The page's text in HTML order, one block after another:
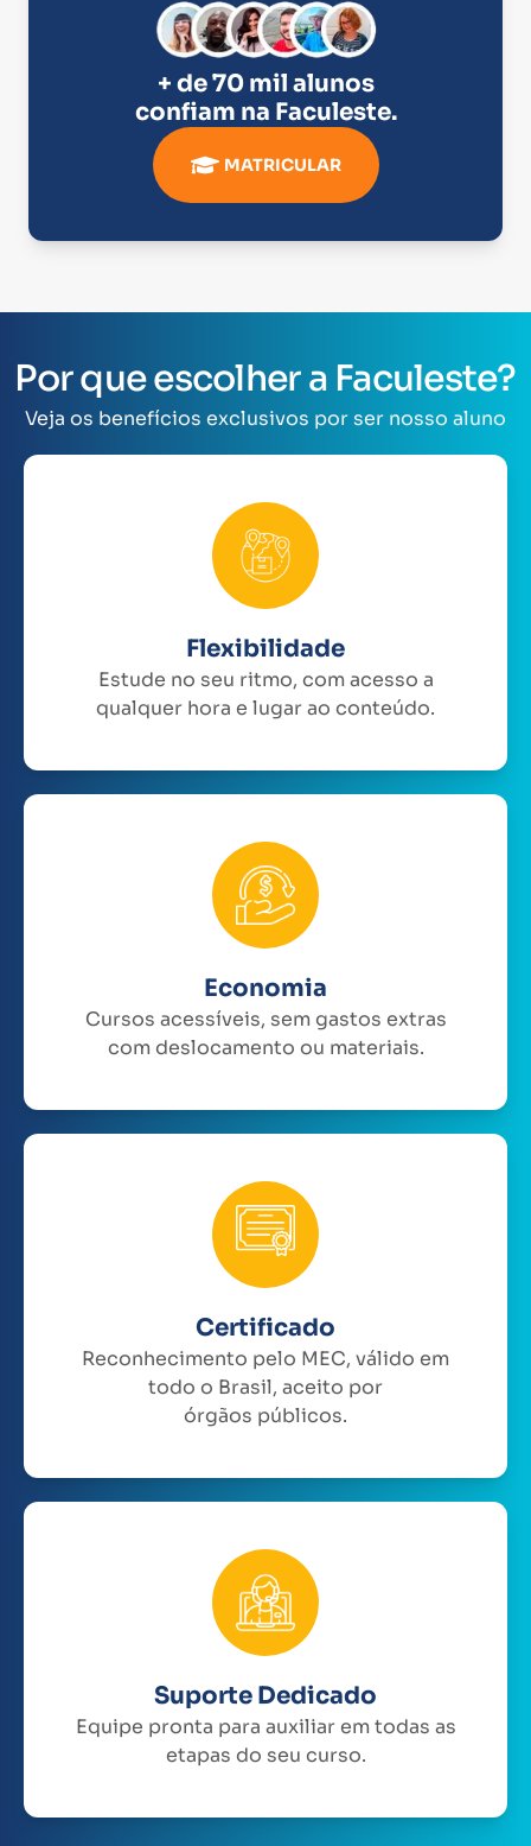
+ de 70 mil alunos
confiam na Faculeste.
MATRICULAR
Por que escolher a Faculeste?
Veja os benefícios exclusivos por ser nosso aluno
Flexibilidade
Estude no seu ritmo, com acesso a
qualquer hora e lugar ao conteúdo.
Economia
Cursos acessíveis, sem gastos extras
com deslocamento ou materiais.
Certificado
Reconhecimento pelo MEC, válido em
todo o Brasil, aceito por
órgãos públicos.
Suporte Dedicado
Equipe pronta para auxiliar em todas as
etapas do seu curso.